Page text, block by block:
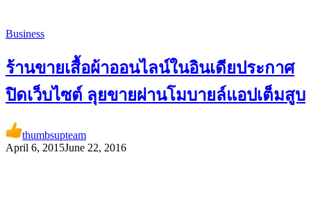
Business
ร้านขายเสื้อผ้าออนไลน์ในอินเดียประกาศ
ปิดเว็บไซต์ ลุยขายผ่านโมบายล์แอปเต็มสูบ
thumbsupteam
April 6, 2015June 22, 2016